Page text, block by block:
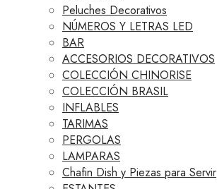
Peluches Decorativos
NÚMEROS Y LETRAS LED
BAR
ACCESORIOS DECORATIVOS
COLECCIÓN CHINORISE
COLECCIÓN BRASIL
INFLABLES
TARIMAS
PERGOLAS
LAMPARAS
Chafin Dish y Piezas para Servir